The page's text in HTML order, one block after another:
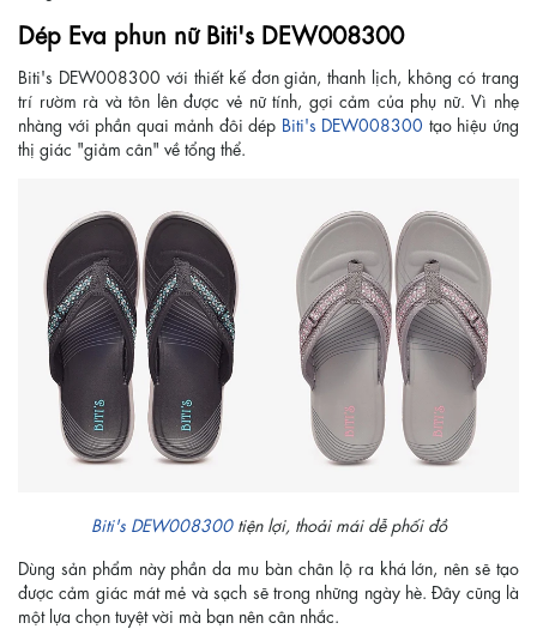
Dép Eva phun nữ Biti's DEW008300
Biti's DEW008300 với thiết kế đơn giản, thanh lịch, không có trang
trí rườm rà và tôn lên được vẻ nữ tính, gợi cảm của phụ nữ. Vì nhẹ
nhàng với phần quai mảnh đôi dép Biti's DEW008300 tạo hiệu ứng
thị giác "giảm cân" về tổng thể.
Biti's DEW008300 tiện lợi, thoải mái dễ phối đồ
Dùng sản phẩm này phần da mu bàn chân lộ ra khá lớn, nên sẽ tạo
được cảm giác mát mẻ và sạch sẽ trong những ngày hè. Đây cũng là
một lựa chọn tuyệt vời mà bạn nên cân nhắc.